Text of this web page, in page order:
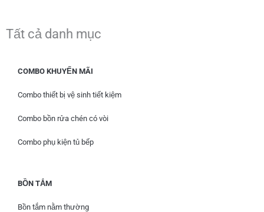
Tất cả danh mục
COMBO KHUYẾN MÃI
Combo thiết bị vệ sinh tiết kiệm
Combo bồn rửa chén có vòi
Combo phụ kiện tủ bếp
BỒN TẮM
Bồn tắm nằm thường